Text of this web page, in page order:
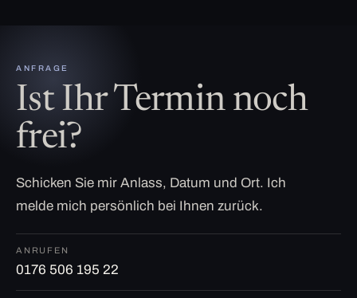
ANFRAGE
Ist Ihr Termin noch
frei?
Schicken Sie mir Anlass, Datum und Ort. Ich
melde mich persönlich bei Ihnen zurück.
ANRUFEN
0176 506 195 22